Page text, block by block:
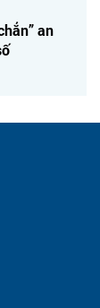
an